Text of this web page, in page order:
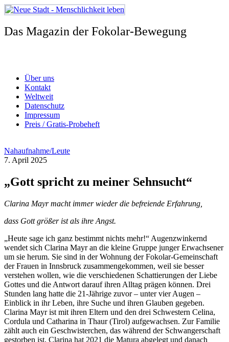
Zum
Inhalt
springen
Das Magazin der Fokolar-Bewegung
Über uns
Kontakt
Weltweit
Datenschutz
Impressum
Preis / Gratis-Probeheft
Nahaufnahme/Leute
7. April 2025
„Gott spricht zu meiner Sehnsucht“
Clarina Mayr macht immer wieder die befreiende Erfahrung,
dass Gott größer ist als ihre Angst.
„Heute sage ich ganz bestimmt nichts mehr!“ Augenzwinkernd
wendet sich Clarina Mayr an die kleine Gruppe junger Erwachsener
um sie herum. Sie sind in der Wohnung der Fokolar-Gemeinschaft
der Frauen in Innsbruck zusammengekommen, weil sie besser
verstehen wollen, wie die verschiedenen Schattierungen der Liebe
Gottes und die Antwort darauf ihren Alltag prägen können. Drei
Stunden lang hatte die 21-Jährige zuvor – unter vier Augen –
Einblick in ihr Leben, ihre Suche und ihren Glauben gegeben.
Clarina Mayr ist mit ihren Eltern und den drei Schwestern Celina,
Cordula und Catharina in Thaur (Tirol) aufgewachsen. Zur Familie
zählt auch ein Geschwisterchen, das während der Schwangerschaft
gestorben ist. Clarina hat 2021 die Matura abgelegt und danach